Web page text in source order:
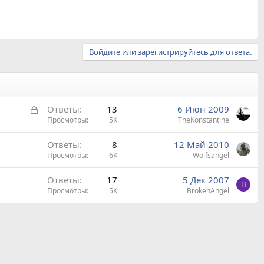
Войдите или зарегистрируйтесь для ответа.
З
к
т
Ответы 13
Просмотры 5K
6 Июн 2009
TheKonstantine
Ответы 8
Просмотры 6K
12 Май 2010
Wolfsangel
Ответы 17
Просмотры 5K
5 Дек 2007
BrokenAngel
B